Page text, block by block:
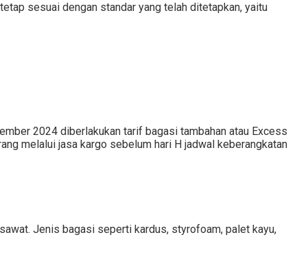
sesuai dengan standar yang telah ditetapkan, yaitu
2024 diberlakukan tarif bagasi tambahan atau Excess
melalui jasa kargo sebelum hari H jadwal keberangkatan
Jenis bagasi seperti kardus, styrofoam, palet kayu,